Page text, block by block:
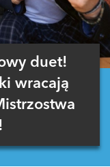
duet!
wracają